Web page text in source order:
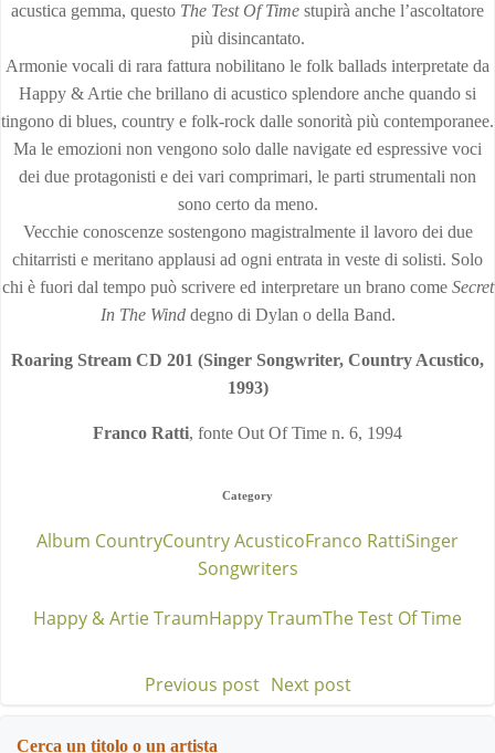
acustica gemma, questo The Test Of Time stupirà anche l’ascoltatore
più disincantato.
Armonie vocali di rara fattura nobilitano le folk ballads interpretate da
Happy & Artie che brillano di acustico splendore anche quando si
tingono di blues, country e folk-rock dalle sonorità più contemporanee.
Ma le emozioni non vengono solo dalle navigate ed espressive voci
dei due protagonisti e dei vari comprimari, le parti strumentali non
sono certo da meno.
Vecchie conoscenze sostengono magistralmente il lavoro dei due
chitarristi e meritano applausi ad ogni entrata in veste di solisti. Solo
chi è fuori dal tempo può scrivere ed interpretare un brano come Secret
In The Winddegno di Dylan o della Band.
Roaring Stream CD 201 (Singer Songwriter, Country Acustico,
1993)
Franco Ratti, fonte Out Of Time n. 6, 1994
Category
Album CountryCountry AcusticoFranco RattiSinger
Songwriters
Happy & Artie TraumHappy TraumThe Test Of Time
Post
navigation
Previous post Post
Next post
Cerca un titolo o un artista